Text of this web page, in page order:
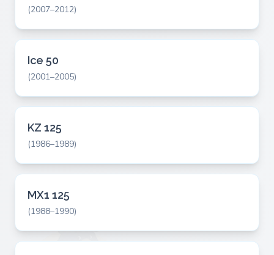
(2007–2012)
Ice 50
(2001–2005)
KZ 125
(1986–1989)
MX1 125
(1988–1990)